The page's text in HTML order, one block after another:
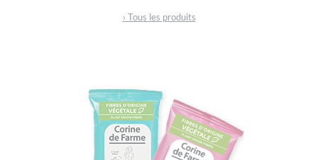
› Tous les produits